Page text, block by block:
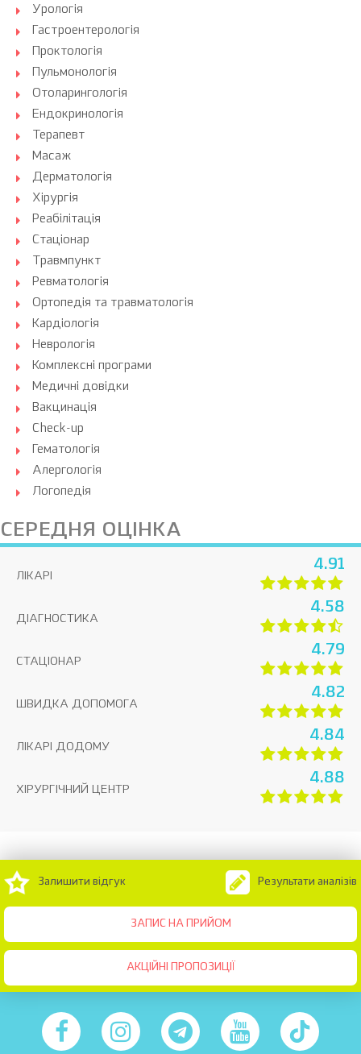
Урологія
Гастроентерологія
Проктологія
Пульмонологія
Отоларингологія
Ендокринологія
Терапевт
Масаж
Дерматологія
Хірургія
Реабілітація
Стаціонар
Травмпункт
Ревматологія
Ортопедія та травматологія
Кардіологія
Неврологія
Комплексні програми
Медичні довідки
Вакцинація
Check-up
Гематологія
Алергологія
Логопедія
СЕРЕДНЯ ОЦІНКА
ЛІКАРІ
4.91
ДІАГНОСТИКА
4.58
СТАЦІОНАР
4.79
ШВИДКА ДОПОМОГА
4.82
ЛІКАРІ ДОДОМУ
4.84
ХІРУРГІЧНИЙ ЦЕНТР
4.88
ЗАПИС НА ПРИЙОМ
Залишити відгук Результати аналізів
АКЦІЙНІ ПРОПОЗИЦІЇ